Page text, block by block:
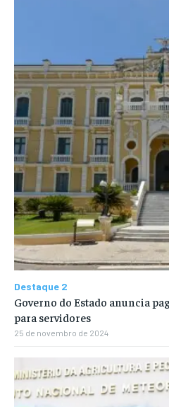
Destaque 2
Governo do Estado anuncia
para servidores
25 de novembro de 2024